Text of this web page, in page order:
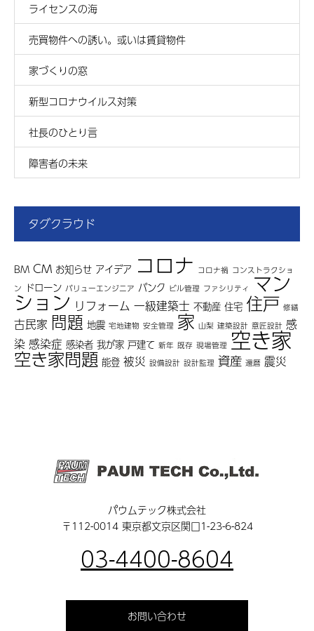
ライセンスの海
売買物件への誘い。或いは賃貸物件
家づくりの窓
新型コロナウイルス対策
社長のひとり言
障害者の未来
タグクラウド
BM CM お知らせ アイデア コロナ コロナ禍 コンストラクショ
ン ドローン バリューエンジニア バンク ビル管理 ファシリティ マン
ション リフォーム 一級建築士 不動産 住宅 住戸 修繕
古民家 問題 地震 宅地建物 安全管理 家 山梨 建築設計 意匠設計 感
染 感染症 感染者 我が家 戸建て 新年 既存 現場管理 空き家
空き家問題 能登 被災 設備設計 設計監理 資産 還暦 震災
パウムテック株式会社
〒112-0014 東京都文京区関口1-23-6-824
03-4400-8604
お問い合わせ